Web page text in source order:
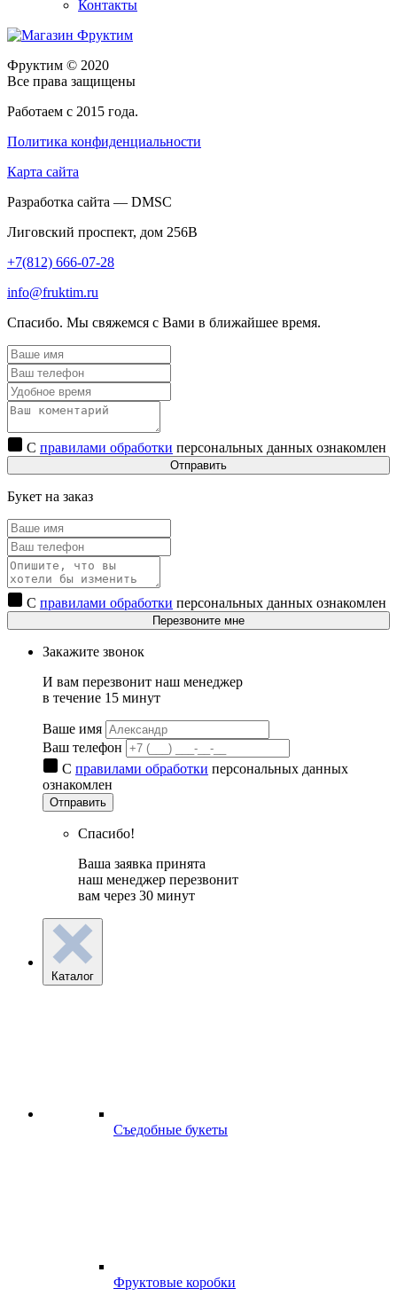
Контакты
Фруктим © 2020
Все права защищены
Работаем с 2015 года.
Политика конфиденциальности
Карта сайта
Разработка сайта — DMSC
Лиговский проспект, дом 256В
+7(812) 666-07-28
info@fruktim.ru
Спасибо. Мы свяжемся с Вами в ближайшее время.
С правилами обработки персональных данных ознакомлен
Отправить
Букет на заказ
С правилами обработки персональных данных ознакомлен
Перезвоните мне
Закажите звонок
И вам перезвонит наш менеджер
в течение 15 минут
Ваше имя
Ваш телефон
С правилами обработки персональных данных
ознакомлен
Отправить
Спасибо!
Ваша заявка принята
наш менеджер перезвонит
вам через 30 минут
Каталог
Съедобные букеты
Фруктовые коробки